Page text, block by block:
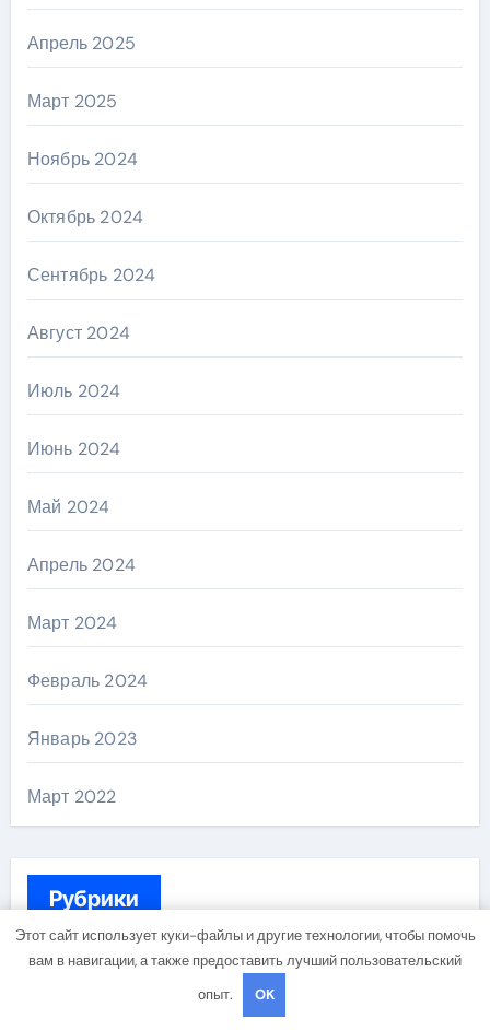
Апрель 2025
Март 2025
Ноябрь 2024
Октябрь 2024
Сентябрь 2024
Август 2024
Июль 2024
Июнь 2024
Май 2024
Апрель 2024
Март 2024
Февраль 2024
Январь 2023
Март 2022
Рубрики
Uncategorised
Этот сайт использует куки-файлы и другие технологии, чтобы помочь
вам в навигации, а также предоставить лучший пользовательский
опыт.
OK